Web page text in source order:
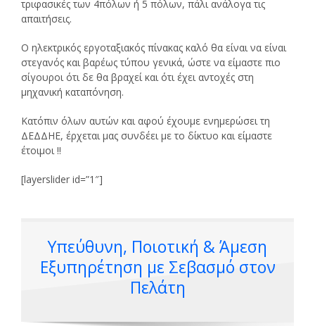
τριφασικές των 4πόλων ή 5 πόλων, πάλι ανάλογα τις
απαιτήσεις.
Ο ηλεκτρικός εργοταξιακός πίνακας καλό θα είναι να είναι
στεγανός και βαρέως τύπου γενικά, ώστε να είμαστε πιο
σίγουροι ότι δε θα βραχεί και ότι έχει αντοχές στη
μηχανική καταπόνηση.
Κατόπιν όλων αυτών και αφού έχουμε ενημερώσει τη
ΔΕΔΔΗΕ, έρχεται μας συνδέει με το δίκτυο και είμαστε
έτοιμοι !!
[layerslider id=”1″]
Υπεύθυνη, Ποιοτική & Άμεση
Εξυπηρέτηση με Σεβασμό στον
Πελάτη